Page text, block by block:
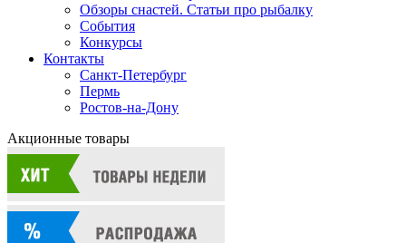
Обзоры снастей. Статьи про рыбалку
События
Конкурсы
Контакты
Санкт-Петербург
Пермь
Ростов-на-Дону
Акционные товары